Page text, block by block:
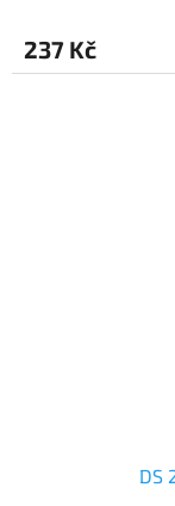
237 Kč
DS